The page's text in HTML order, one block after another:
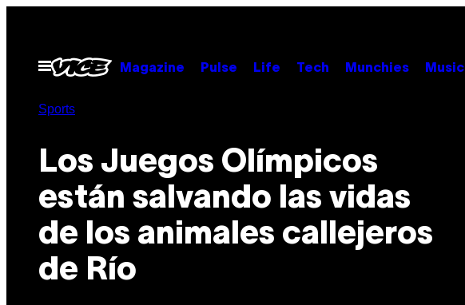
contenido
Abrir
Menú
Magazine Pulse Life Tech Munchies Music
Sports
Los Juegos Olímpicos
están salvando las vidas
de los animales callejeros
de Río